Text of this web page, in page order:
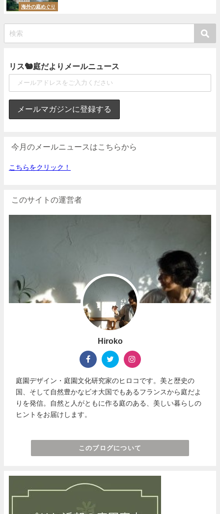
海外の庭めぐり
リス🐿庭だよりメールニュース
今月のメールニュースはこちらから
こちらをクリック！
このサイトの運営者
Hiroko
庭園デザイン・庭園文化研究家のヒロコです。美と歴史の
国、そして自然豊かなビオ大国でもあるフランスから庭だよ
りを発信。自然と人がともに作る庭のある、美しい暮らしの
ヒントをお届けします。
このブログについて